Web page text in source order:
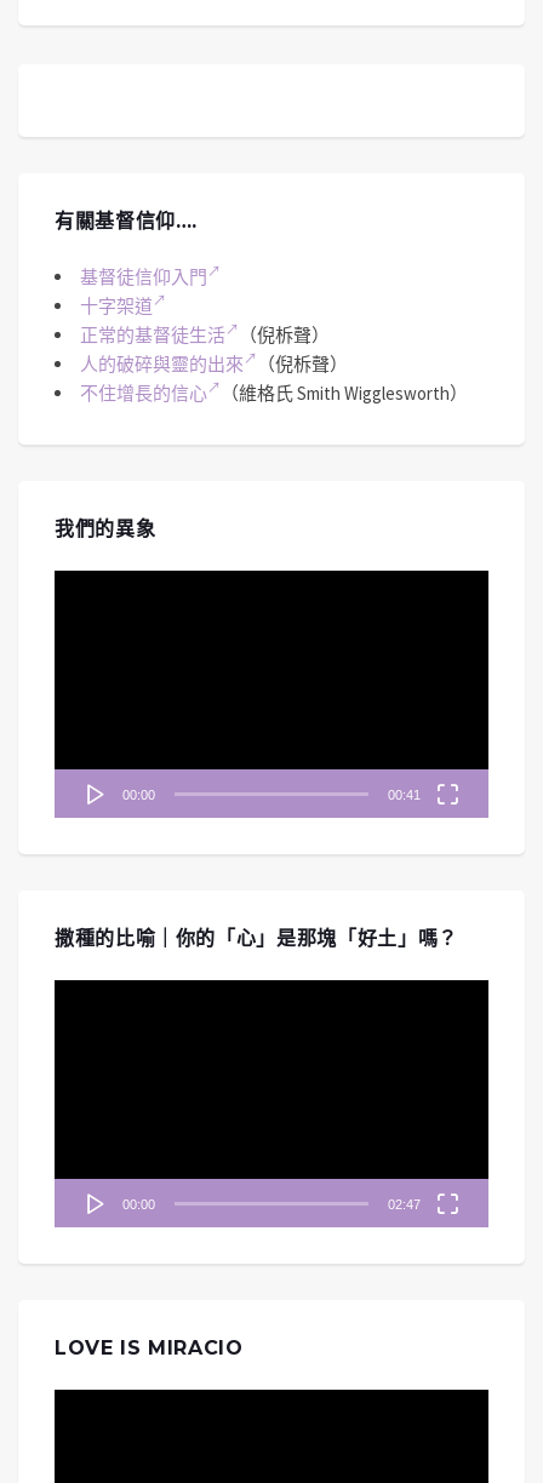
有關基督信仰….
基督徒信仰入門
十字架道
正常的基督徒生活
（倪柝聲）
人的破碎與靈的出來
（倪柝聲）
不住增長的信心
（維格氏 Smith Wigglesworth）
我們的異象
00:00 00:41
撒種的比喻｜你的「心」是那塊「好土」嗎？
00:00 02:47
LOVE IS MIRACIO